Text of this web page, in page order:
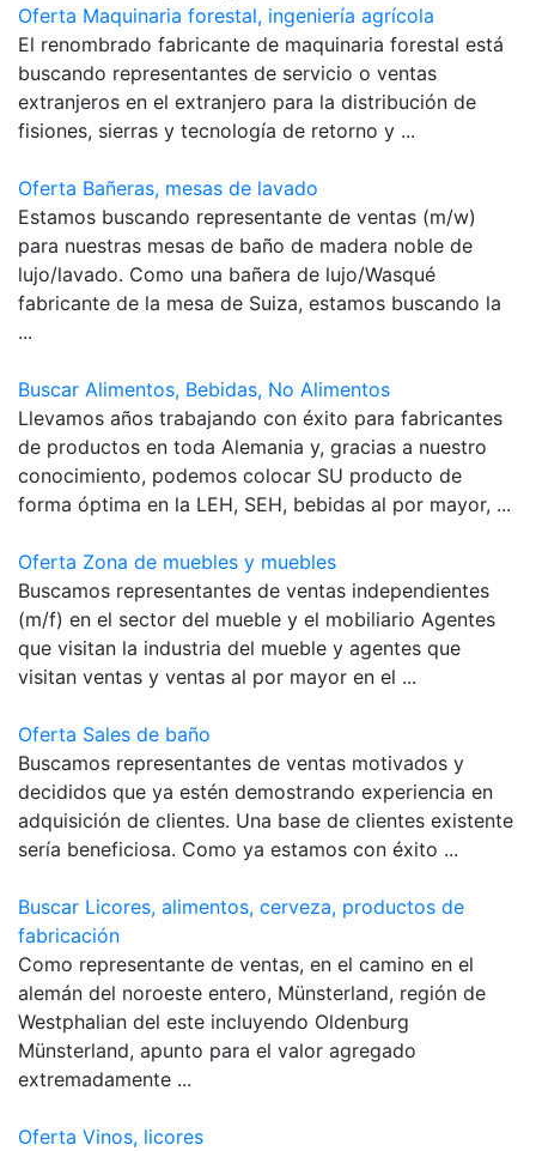
Oferta Maquinaria forestal, ingeniería agrícola
El renombrado fabricante de maquinaria forestal está
buscando representantes de servicio o ventas
extranjeros en el extranjero para la distribución de
fisiones, sierras y tecnología de retorno y ...
Oferta Bañeras, mesas de lavado
Estamos buscando representante de ventas (m/w)
para nuestras mesas de baño de madera noble de
lujo/lavado. Como una bañera de lujo/Wasqué
fabricante de la mesa de Suiza, estamos buscando la
...
Buscar Alimentos, Bebidas, No Alimentos
Llevamos años trabajando con éxito para fabricantes
de productos en toda Alemania y, gracias a nuestro
conocimiento, podemos colocar SU producto de
forma óptima en la LEH, SEH, bebidas al por mayor, ...
Oferta Zona de muebles y muebles
Buscamos representantes de ventas independientes
(m/f) en el sector del mueble y el mobiliario Agentes
que visitan la industria del mueble y agentes que
visitan ventas y ventas al por mayor en el ...
Oferta Sales de baño
Buscamos representantes de ventas motivados y
decididos que ya estén demostrando experiencia en
adquisición de clientes. Una base de clientes existente
sería beneficiosa. Como ya estamos con éxito ...
Buscar Licores, alimentos, cerveza, productos de
fabricación
Como representante de ventas, en el camino en el
alemán del noroeste entero, Münsterland, región de
Westphalian del este incluyendo Oldenburg
Münsterland, apunto para el valor agregado
extremadamente ...
Oferta Vinos, licores